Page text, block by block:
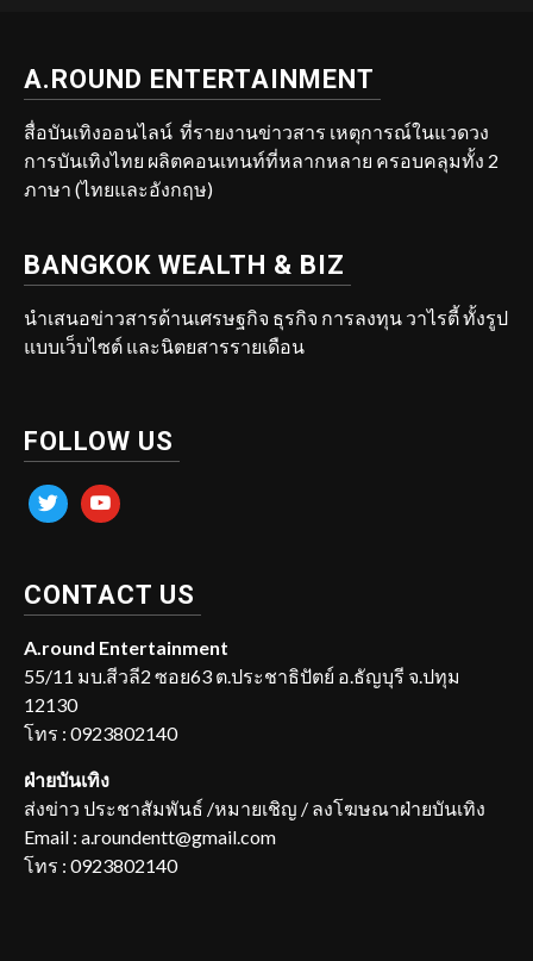
A.ROUND ENTERTAINMENT
สื่อบันเทิงออนไลน์ ที่รายงานข่าวสาร เหตุการณ์ในแวดวง
การบันเทิงไทย ผลิตคอนเทนท์ที่หลากหลาย ครอบคลุมทั้ง 2
ภาษา (ไทยและอังกฤษ)
BANGKOK WEALTH & BIZ
นำเสนอข่าวสารด้านเศรษฐกิจ ธุรกิจ การลงทุน วาไรตี้ ทั้งรูป
แบบเว็บไซต์ และนิตยสารรายเดือน
FOLLOW US
twitter youtube
CONTACT US
A.round Entertainment
55/11 มบ.สีวลี2 ซอย63 ต.ประชาธิปัตย์ อ.ธัญบุรี จ.ปทุม
12130
โทร : 0923802140
ฝ่ายบันเทิง
ส่งข่าว ประชาสัมพันธ์ /หมายเชิญ / ลงโฆษณาฝ่ายบันเทิง
Email : a.roundentt@gmail.com
โทร : 0923802140